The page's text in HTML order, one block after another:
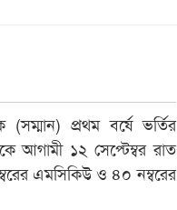
(সম্মান) প্রথম বর্ষে ভর্তির
আগামী ১২ সেপ্টেম্বর রাত
এমসিকিউ ও ৪০ নম্বরের